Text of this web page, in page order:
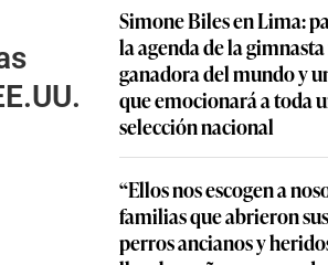
Simone Biles en Lima:
la agenda de la
ganadora del mundo y
que emocionará a toda
selección nacional
“Ellos nos escogen a
familias que abrieron
perros ancianos y